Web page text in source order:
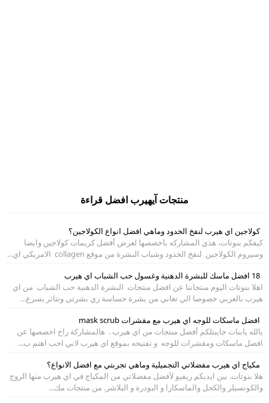
منتجات آيهيرب افضل قراءة
كولاجين اي هيرب لنفخ الخدود وماهي افضل انواع الكولاجين؟
كيفكم بنوتات، هذي المشاركه باخصصها لعرض أفضل كريمات كولاجين وايضا
وسيروم الكولاجين لنفخ الخدود وشباب البشرة من موقع collagen الامريكي اي...
18 افضل ماسك للبشرة الدهنية وغسول حب الشباب اي هيرب
اهلا بنوتات اليوم منتجاتنا عن افضل منتجات البشرة الدهنية حب الشباب من اي
هيرب بالعربي خصوصا الي تعاني من بشرة حساسة زي بشرتي وتتاثر بسرع...
افضل ماسكات للوجه اي هيرب مع مقشرات mask scrub
يالله يابنات جايبتلكم أفضل منتجات من اي هيرب . هالمشاركة راح اخصصها عن
افضل ماسكات ومقشرات للوجه و تفتيحه بموقع اي هيرب لاني احب اهتم ب...
مكياج اي هيرب مفضلاتي التجميلية وماهي تجربتي مع افضل الانواع؟
هلا بنوتات. بين ايديكم ريفيو لأفضل مفضلاتي من المكياج في اي هيرب منها الروج
والكونسيلر والكحل والماسكارا و البودرة و البلاشر. من منتجات مك...